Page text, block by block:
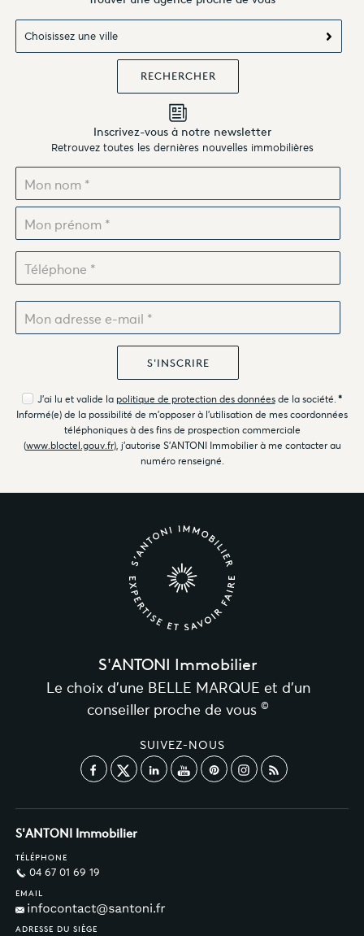
Choisissez une ville
Inscrivez-vous à notre newsletter
Retrouvez toutes les dernières nouvelles immobilières
J'ai lu et valide la politique de protection des donnéesde la société. *
Informé(e) de la possibilité de m'opposer à l'utilisation de mes coordonnées
téléphoniques à des fins de prospection commerciale
(www.bloctel.gouv.fr), j'autorise S'ANTONI Immobilier à me contacter au
numéro renseigné.
S'ANTONI Immobilier
Le choix d’une BELLE MARQUE et d’un
conseiller proche de vous ©
SUIVEZ-NOUS
S'ANTONI Immobilier
TÉLÉPHONE
04 67 01 69 19
EMAIL
ADRESSE DU SIÈGE